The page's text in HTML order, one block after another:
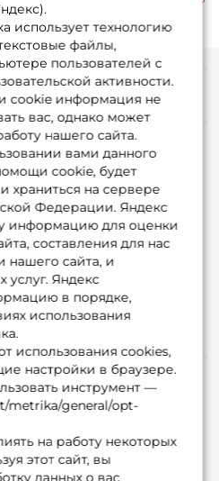
использует технологию
файлы,
пользователей с
активности.
cookie информация не
вас, однако может
нашего сайта.
вами данного
cookie, будет
храниться на сервере
Федерации. Яндекс
информацию для оценки
составления для нас
нашего сайта, и
услуг. Яндекс
в порядке,
использования
использования cookies,
настройки в браузере.
инструмент —
metrika/general/opt-
на работу некоторых
этот сайт, вы
данных о вас
2026
bonus
Гуру
программа